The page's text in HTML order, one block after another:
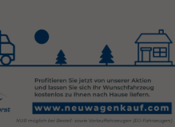
CO2 Kosten (mittel)
Durchschnitt 10 Jahre):
CO2 Kosten (hoch)
Durchschnitt 10 Jahre):
Jahressteuer: 81,- €